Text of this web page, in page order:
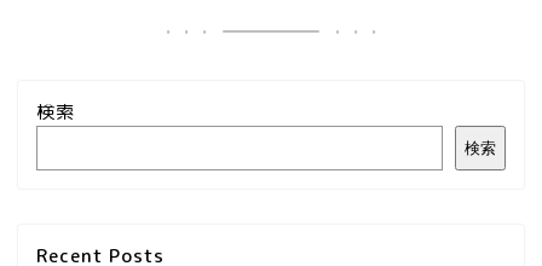
検索
検索
Recent Posts